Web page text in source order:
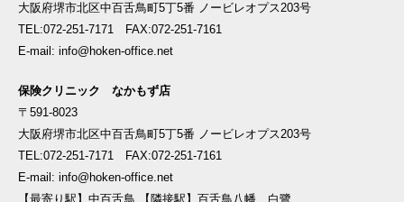
大阪府堺市北区中百舌鳥町5丁5番 ノービレオプス203号
TEL:072-251-7171 FAX:072-251-7161
E-mail: info@hoken-office.net
保険クリニック なかもず店
〒591-8023
大阪府堺市北区中百舌鳥町5丁5番 ノービレオプス203号
TEL:072-251-7171 FAX:072-251-7161
E-mail: info@hoken-office.net
【最寄り駅】中百舌鳥 【隣接駅】百舌鳥八幡、白鷺